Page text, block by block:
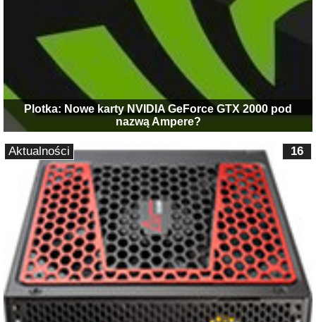
Plotka: Nowe karty NVIDIA GeForce GTX 2000 pod
nazwą Ampere?
16
Aktualności